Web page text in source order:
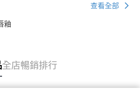
1-4個工作天送達 運費表
查看全部
釉
全店暢銷排行